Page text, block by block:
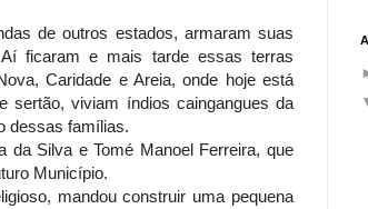
de outros estados, armaram suas
ficaram e mais tarde essas terras
Caridade e Areia, onde hoje está
sertão, viviam índios caingangues da
dessas famílias.
da Silva e Tomé Manoel Ferreira, que
Município.
mandou construir uma pequena